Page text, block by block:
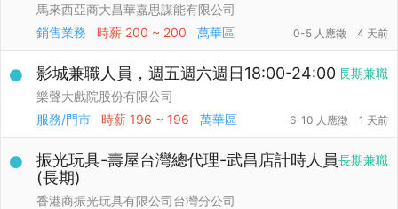
馬來西亞商大昌華嘉思謀能有限公司
銷售業務
時薪 200 ~ 200 萬華區 0-5 人應徵 4 天前
長期兼職
影城兼職人員，週五週六週日18:00-24:00
樂聲大戲院股份有限公司
服務/門市
時薪 196 ~ 196 萬華區 6-10 人應徵 1 天前
長期兼職
振光玩具-壽屋台灣總代理-武昌店計時人員
(長期)
香港商振光玩具有限公司台灣分公司